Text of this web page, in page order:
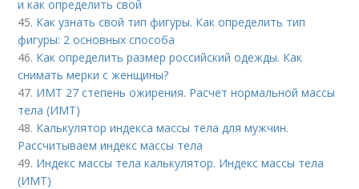
и как определить свой
45. Как узнать свой тип фигуры. Как определить тип
фигуры: 2 основных способа
46. Как определить размер российский одежды. Как
снимать мерки с женщины?
47. ИМТ 27 степень ожирения. Расчет нормальной массы
тела (ИМТ)
48. Калькулятор индекса массы тела для мужчин.
Рассчитываем индекс массы тела
49. Индекс массы тела калькулятор. Индекс массы тела
(ИМТ)